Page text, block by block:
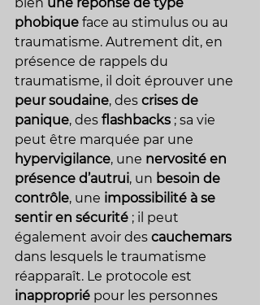
phobique face au stimulus ou au
traumatisme. Autrement dit, en
présence de rappels du
traumatisme, il doit éprouver une
peur soudaine, des crises de
panique, des flashbacks ; sa vie
peut être marquée par une
hypervigilance, une nervosité en
présence d’autrui, un besoin de
contrôle, une impossibilité à se
sentir en sécurité ; il peut
également avoir des cauchemars
dans lesquels le traumatisme
réapparaît. Le protocole est
inapproprié pour les personnes